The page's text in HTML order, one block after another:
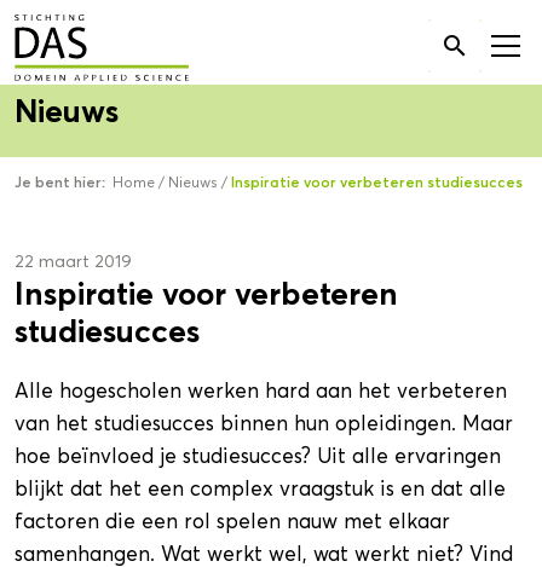
Zoek
naar:

Nieuws
Je bent hier: Home / Nieuws / Inspiratie voor verbeteren studiesucces
22 maart 2019
Inspiratie voor verbeteren
studiesucces
Alle hogescholen werken hard aan het verbeteren
van het studiesucces binnen hun opleidingen. Maar
hoe beïnvloed je studiesucces? Uit alle ervaringen
blijkt dat het een complex vraagstuk is en dat alle
factoren die een rol spelen nauw met elkaar
samenhangen. Wat werkt wel, wat werkt niet? Vind